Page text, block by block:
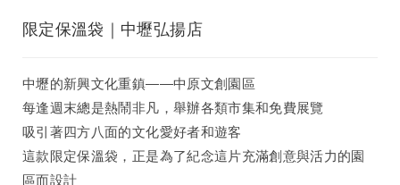
限定保溫袋｜中壢弘揚店
中壢的新興文化重鎮——中原文創園區
每逢週末總是熱鬧非凡，舉辦各類市集和免費展覽
吸引著四方八面的文化愛好者和遊客
這款限定保溫袋，正是為了紀念這片充滿創意與活力的園
區而設計